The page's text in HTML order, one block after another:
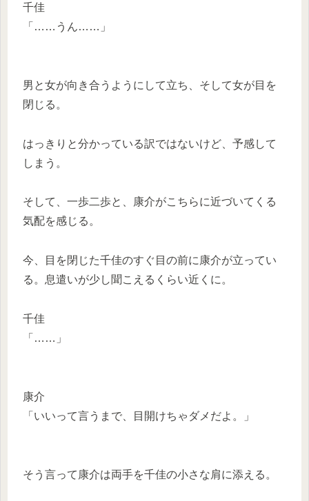
千佳
「……うん……」
男と女が向き合うようにして立ち、そして女が目を
閉じる。
はっきりと分かっている訳ではないけど、予感して
しまう。
そして、一歩二歩と、康介がこちらに近づいてくる
気配を感じる。
今、目を閉じた千佳のすぐ目の前に康介が立ってい
る。息遣いが少し聞こえるくらい近くに。
千佳
「……」
康介
「いいって言うまで、目開けちゃダメだよ。」
そう言って康介は両手を千佳の小さな肩に添える。